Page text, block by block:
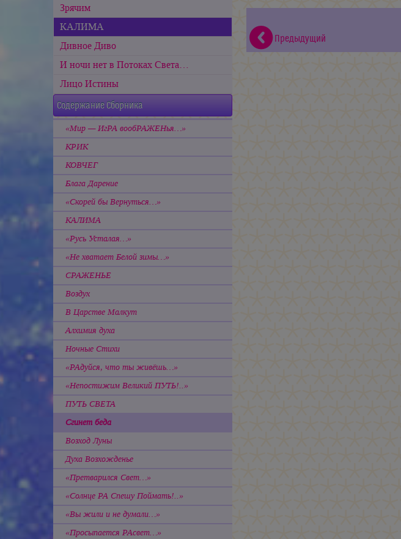
Зрячим
КАЛИМА
Дивное Диво
И ночи нет в Потоках Света…
Лицо Истины
Содержание Сборника
«Мир — ИгРА вообРАЖЕНья…»
КРИК
КОВЧЕГ
Блага Дарение
«Скорей бы Вернуться…»
КАЛИМА
«Русь Усталая…»
«Не хватает Белой зимы…»
СРАЖЕНЬЕ
Воздух
В Царстве Малкут
Алхимия духа
Ночные Стихи
«РАдуйся, что ты живёшь…»
«Непостижим Великий ПУТЬ!..»
ПУТЬ СВЕТА
Сгинет беда
Возход Луны
Духа Возхожденье
«Претварился Свет…»
«Солнце РА Спешу Поймать!..»
«Вы жили и не думали…»
«Просыпается РАсвет…»
Предыдущий